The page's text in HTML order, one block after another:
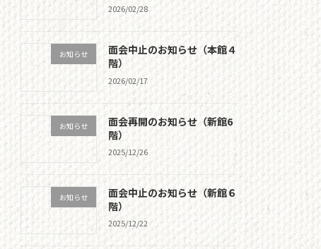
2026/02/28
お知らせ
面会中止のお知らせ（本館４
階）
2026/02/17
お知らせ
面会再開のお知らせ（新館6
階）
2025/12/26
お知らせ
面会中止のお知らせ（新館６
階）
2025/12/22